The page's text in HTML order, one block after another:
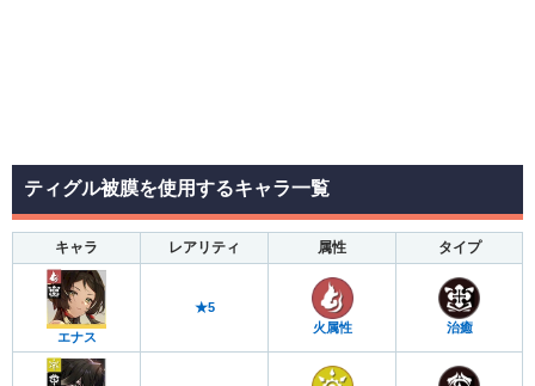
ティグル被膜を使用するキャラ一覧
キャラ レアリティ 属性 タイプ
エナス
★5
火属性
治癒